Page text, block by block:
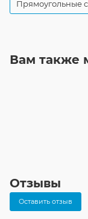
Прямоугольные
Вам также
Отзывы
Оставить отзыв